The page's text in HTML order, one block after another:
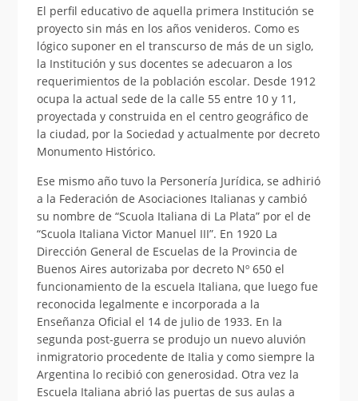
El perfil educativo de aquella primera Institución se
proyecto sin más en los años venideros. Como es
lógico suponer en el transcurso de más de un siglo,
la Institución y sus docentes se adecuaron a los
requerimientos de la población escolar. Desde 1912
ocupa la actual sede de la calle 55 entre 10 y 11,
proyectada y construida en el centro geográfico de
la ciudad, por la Sociedad y actualmente por decreto
Monumento Histórico.
Ese mismo año tuvo la Personería Jurídica, se adhirió
a la Federación de Asociaciones Italianas y cambió
su nombre de “Scuola Italiana di La Plata” por el de
“Scuola Italiana Victor Manuel III”. En 1920 La
Dirección General de Escuelas de la Provincia de
Buenos Aires autorizaba por decreto Nº 650 el
funcionamiento de la escuela Italiana, que luego fue
reconocida legalmente e incorporada a la
Enseñanza Oficial el 14 de julio de 1933. En la
segunda post-guerra se produjo un nuevo aluvión
inmigratorio procedente de Italia y como siempre la
Argentina lo recibió con generosidad. Otra vez la
Escuela Italiana abrió las puertas de sus aulas a